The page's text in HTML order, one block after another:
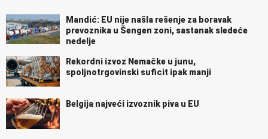
Mandić: EU nije našla rešenje za boravak
prevoznika u Šengen zoni, sastanak sledeće
nedelje
Rekordni izvoz Nemačke u junu,
spoljnotrgovinski suficit ipak manji
Belgija najveći izvoznik piva u EU